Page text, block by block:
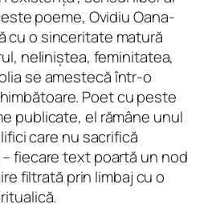
poeme, Ovidiu Oana-
cu o sinceritate matură
neliniștea, feminitatea,
se amestecă într-o
Poet cu peste
publicate, el rămâne unul
care nu sacrifică
fiecare text poartă un nod
filtrată prin limbaj cu o